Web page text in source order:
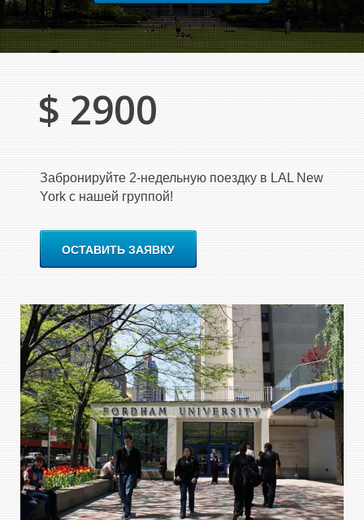
$ 2900
Забронируйте 2-недельную поездку в LAL New
York с нашей группой!
ОСТАВИТЬ ЗАЯВКУ